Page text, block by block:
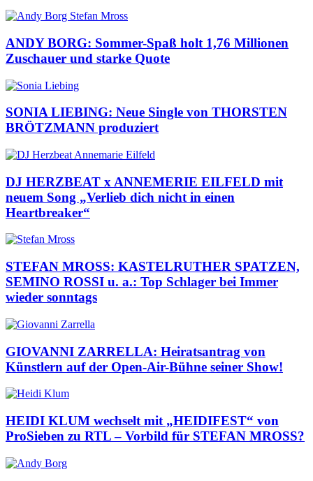
ANDY BORG: Sommer-Spaß holt 1,76 Millionen
Zuschauer und starke Quote
SONIA LIEBING: Neue Single von THORSTEN
BRÖTZMANN produziert
DJ HERZBEAT x ANNEMERIE EILFELD mit
neuem Song „Verlieb dich nicht in einen
Heartbreaker“
STEFAN MROSS: KASTELRUTHER SPATZEN,
SEMINO ROSSI u. a.: Top Schlager bei Immer
wieder sonntags
GIOVANNI ZARRELLA: Heiratsantrag von
Künstlern auf der Open-Air-Bühne seiner Show!
HEIDI KLUM wechselt mit „HEIDIFEST“ von
ProSieben zu RTL – Vorbild für STEFAN MROSS?